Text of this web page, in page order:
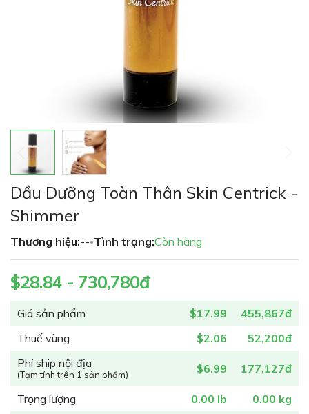
Chuyển
đến
phần
của
thư
viện
hình
Dầu Dưỡng Toàn Thân Skin Centrick -
Shimmer
Thương hiệu:--•Tình trạng:Còn hàng
Giá sản phẩm $17.99
455,867đ
Thuế vùng
$2.06
52,200đ
Phí ship nội địa
(Tạm tính trên 1 sản phẩm) $6.99 177,127đ
Trọng lượng 0.00 lb
0.00 kg
$28.84 - 730,780đ